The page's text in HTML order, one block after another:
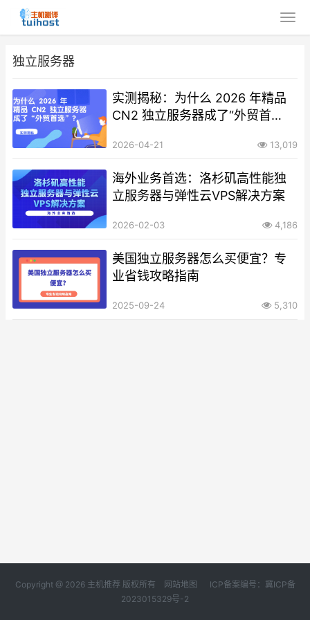
独立服务器
实测揭秘：为什么 2026 年精品
CN2 独立服务器成了“外贸首
2026-04-21 13,019
海外业务首选：洛杉矶高性能独
立服务器与弹性云VPS解决方案
2026-02-03 4,186
美国独立服务器怎么买便宜？专
业省钱攻略指南
2025-09-24 5,310
Copyright @ 2026 主机推荐 版权所有 网站地图
ICP备案编号：冀ICP备
2023015329号-2